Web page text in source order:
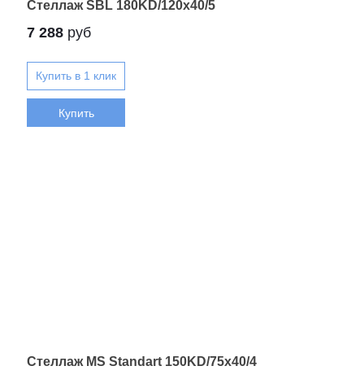
Стеллаж SBL 180KD/120x40/5
7 288 руб
Купить
Стеллаж MS Standart 150KD/75x40/4